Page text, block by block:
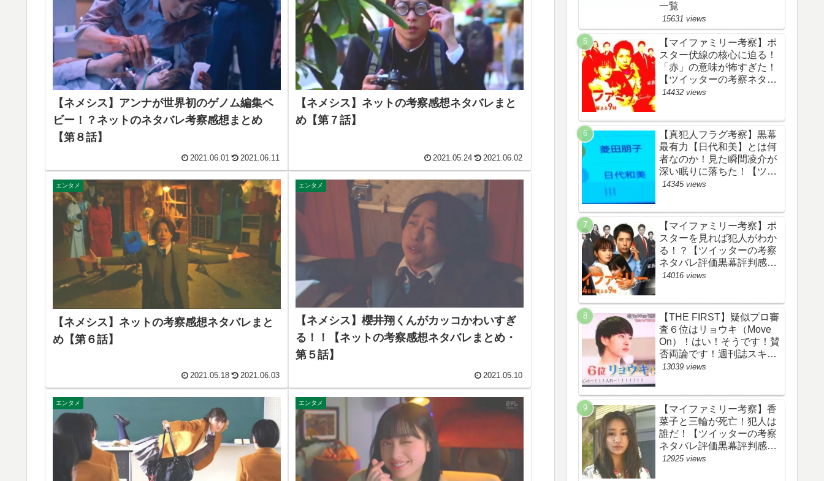
【ネメシス】アンナが世界初のゲノム編集ベ
ビー！？ネットのネタバレ考察感想まとめ
【第８話】
2021.06.01 2021.06.11
【ネメシス】ネットの考察感想ネタバレまと
め【第７話】
2021.05.24 2021.06.02
エンタメ
【ネメシス】ネットの考察感想ネタバレまと
め【第６話】
2021.05.18 2021.06.03
エンタメ
【ネメシス】櫻井翔くんがカッコかわいすぎ
る！！【ネットの考察感想ネタバレまとめ・
第５話】
2021.05.10
エンタメ エンタメ
一覧
15631 views
【マイファミリー考察】ポ
スター伏線の核心に迫る！
「赤」の意味が怖すぎた！
【ツイッターの考察ネタバ
レ評価黒幕評判感想批判原
14432 views
【真犯人フラグ考察】黒幕
最有力【日代和美】とは何
者なのか！見た瞬間凌介が
深い眠りに落ちた！【ツイ
ッターの考察ネタバレ感想
14345 views
【マイファミリー考察】ポ
スターを見れば犯人がわか
る！？【ツイッターの考察
ネタバレ評価黒幕評判感想
批判原作犯人キャスト脚本
14016 views
【THE FIRST】疑似プロ審
査６位はリョウキ（Move
On）！はい！そうです！賛
否両論です！週刊誌スキャ
ンダルの件も尾を引いてま
め・スッキリ・
BE:FIRST・ビーファース
ト】
13039 views
【マイファミリー考察】香
菜子と三輪が死亡！犯人は
誰だ！【ツイッターの考察
ネタバレ評価黒幕評判感想
批判原作犯人キャスト脚本
12925 views